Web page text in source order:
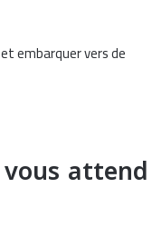
embarquer vers de
attend